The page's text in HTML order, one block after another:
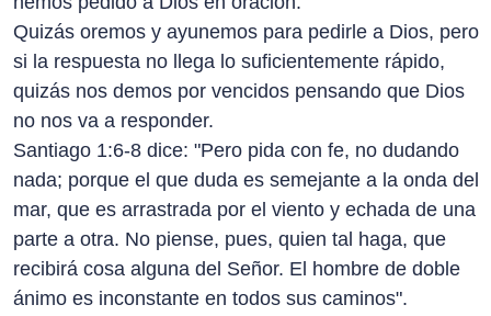
Quizás oremos y ayunemos para pedirle a Dios, pero
si la respuesta no llega lo suficientemente rápido,
quizás nos demos por vencidos pensando que Dios
no nos va a responder.
Santiago 1:6-8 dice: "Pero pida con fe, no dudando
nada; porque el que duda es semejante a la onda del
mar, que es arrastrada por el viento y echada de una
parte a otra. No piense, pues, quien tal haga, que
recibirá cosa alguna del Señor. El hombre de doble
ánimo es inconstante en todos sus caminos".